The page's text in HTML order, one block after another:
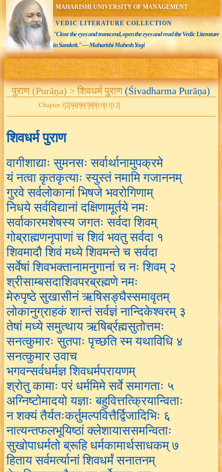
MAHARISHI UNIVERSITY OF MANAGEMENT
VEDIC LITERATURE COLLECTION
"Close the eyes and transcend, open the eyes and read the Vedic Literature
in Sanskrit." — Maharishi Mahesh Yogi
पुराण (Purāṇa) > शिवधर्म पुराण(Śivadharma Purāṇa)
Chapter 123456789 1011 12
शिवधर्म पुराण
वागीशाद्याः सुमनसः सर्वार्थानामुपक्रमे
यं नत्वा कृतकृत्याः स्युस्तं नमामि गजाननम्
गुरवे सर्वलोकानां भिषजे भवरोगिणाम्
निधये सर्वविद्यानां दक्षिणामूर्तये नमः
सर्वाकारमशेषस्य जगतः सर्वदा शिवम्
गोब्राह्मणनृपाणां च शिवं भवतु सर्वदा १
शिवमादौ शिवं मध्ये शिवमन्ते च सर्वदा
सर्वेषां शिवभक्तानामनुगानां च नः शिवम् २
श्रीसाम्बसदाशिवपरब्रह्मणे नमः
मेरुपृष्ठे सुखासीनं ऋषिसङ्घैस्समावृतम्
लोकानुग्राहकं शान्तं सर्वज्ञं नान्दिकेश्वरम् ३
तेषां मध्ये समुत्थाय ऋषिर्ब्रह्मसुतोत्तमः
सनत्कुमारः सुतपाः पृच्छति स्म यथाविधि ४
सनत्कुमार उवाच
भगवन्सर्वधर्मज्ञ शिवधर्मपरायणम्
श्रोतु कामाः परं धर्ममिमे सर्वे समागताः ५
अग्निष्टोमादयो यज्ञाः बहुवित्तत्क्रियान्विताः
न शक्यं तैर्यतःकर्तुमल्पवित्तैर्द्विजादिभिः ६
नात्यन्तफलभूयिष्ठां क्लेशायाससमन्विताः
सुखोपाधर्मतो ब्रूहि धर्मकामार्थसाधकम् ७
हिताय सर्वमर्त्यानां शिवधर्मं सनातनम्